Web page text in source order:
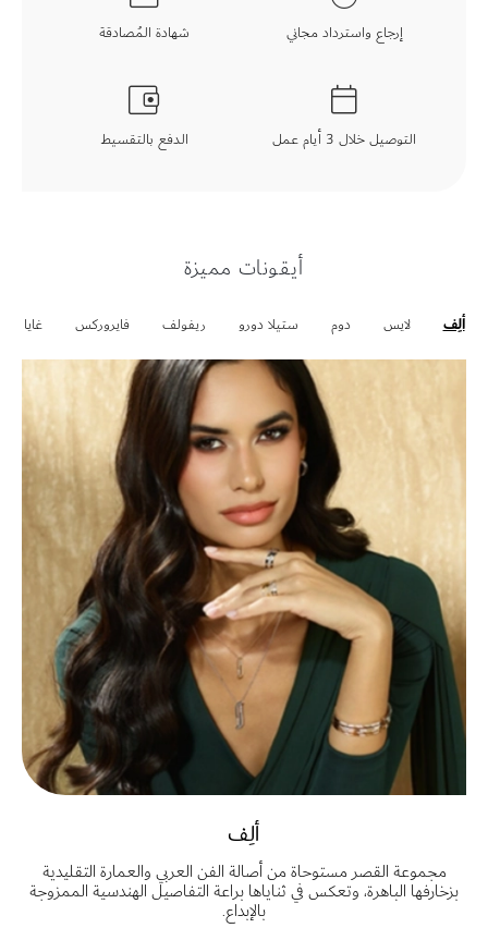
إرجاع واسترداد مجاني شهادة المُصادقة
التوصيل خلال 3 أيام عمل الدفع بالتقسيط
أيقونات مميزة
ألِف لايس دوم ستيلا دورو ريفولف فايروركس غايا
ألِف
مجموعة القصر مستوحاة من أصالة الفن العربي والعمارة التقليدية
بزخارفها الباهرة، وتعكس في ثناياها براعة التفاصيل الهندسية الممزوجة
بالإبداع.